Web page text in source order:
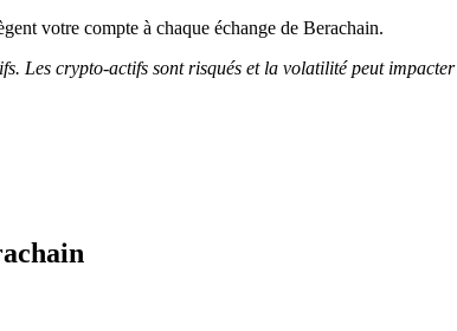
votre compte à chaque échange de Berachain.
Les crypto-actifs sont risqués et la volatilité peut